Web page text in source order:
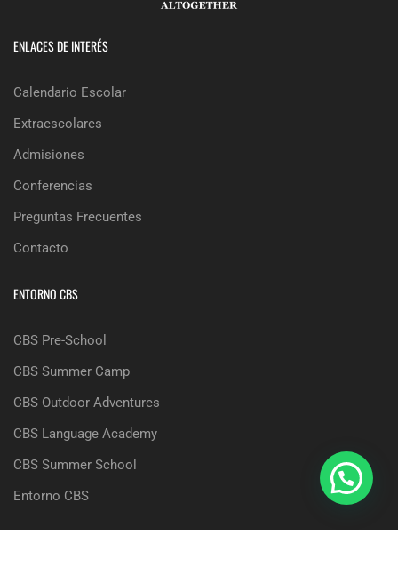
ENLACES DE INTERÉS
Calendario Escolar
Extraescolares
Admisiones
Conferencias
Preguntas Frecuentes
Contacto
ENTORNO CBS
CBS Pre-School
CBS Summer Camp
CBS Outdoor Adventures
CBS Language Academy
CBS Summer School
Entorno CBS